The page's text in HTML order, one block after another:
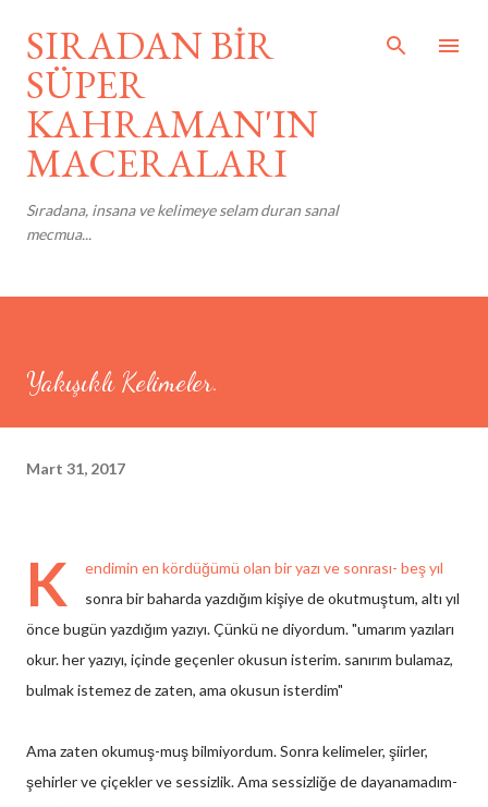
Ana içeriğe atla
SIRADAN BİR
SÜPER
KAHRAMAN'IN
MACERALARI
Sıradana, insana ve kelimeye selam duran sanal
mecmua...
Yakışıklı Kelimeler.
Mart 31, 2017
K
endimin en kördüğümü olan bir yazı ve sonrası- beş yıl
sonra bir baharda yazdığım kişiye de okutmuştum, altı yıl
önce bugün yazdığım yazıyı. Çünkü ne diyordum. "umarım yazıları
okur. her yazıyı, içinde geçenler okusun isterim. sanırım bulamaz,
bulmak istemez de zaten, ama okusun isterdim"
Ama zaten okumuş-muş bilmiyordum. Sonra kelimeler, şiirler,
şehirler ve çiçekler ve sessizlik. Ama sessizliğe de dayanamadım-